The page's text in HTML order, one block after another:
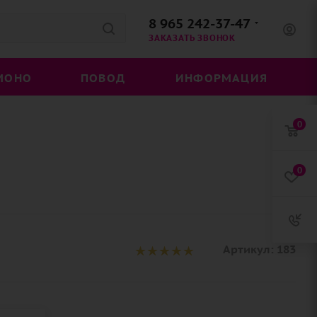
8 965 242-37-47
ЗАКАЗАТЬ ЗВОНОК
ПОВОД ИНФОРМАЦИЯ
0
0